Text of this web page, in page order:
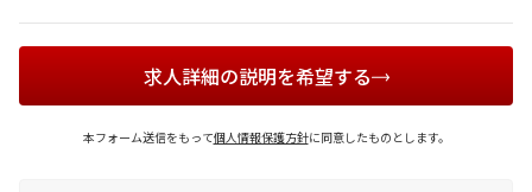
求人詳細の説明を希望する
本フォーム送信をもって個人情報保護方針に同意したものとします。